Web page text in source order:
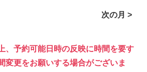
次の月 >
、予約可能日時の反映に時間を要す
変更をお願いする場合がございま